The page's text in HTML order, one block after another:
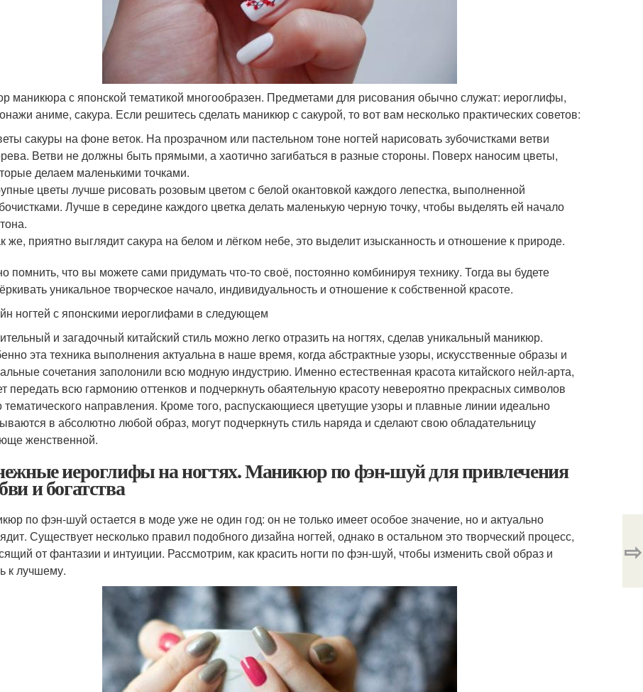
маникюра с японской тематикой многообразен. Предметами для рисования обычно служат: иероглифы,
аниме, сакура. Если решитесь сделать маникюр с сакурой, то вот вам несколько практических советов:
сакуры на фоне веток. На прозрачном или пастельном тоне ногтей нарисовать зубочистками ветви
Ветви не должны быть прямыми, а хаотично загибаться в разные стороны. Поверх наносим цветы,
делаем маленькими точками.
цветы лучше рисовать розовым цветом с белой окантовкой каждого лепестка, выполненной
Лучше в середине каждого цветка делать маленькую черную точку, чтобы выделять ей начало
же, приятно выглядит сакура на белом и лёгком небе, это выделит изысканность и отношение к природе.
помнить, что вы можете сами придумать что-то своё, постоянно комбинируя технику. Тогда вы будете
уникальное творческое начало, индивидуальность и отношение к собственной красоте.
ногтей с японскими иероглифами в следующем
и загадочный китайский стиль можно легко отразить на ногтях, сделав уникальный маникюр.
эта техника выполнения актуальна в наше время, когда абстрактные узоры, искусственные образы и
сочетания заполонили всю модную индустрию. Именно естественная красота китайского нейл-арта,
передать всю гармонию оттенков и подчеркнуть обаятельную красоту невероятно прекрасных символов
тематического направления. Кроме того, распускающиеся цветущие узоры и плавные линии идеально
в абсолютно любой образ, могут подчеркнуть стиль наряда и сделают свою обладательницу
женственной.
иероглифы на ногтях. Маникюр по фэн-шуй для привлечения
и богатства
по фэн-шуй остается в моде уже не один год: он не только имеет особое значение, но и актуально
Существует несколько правил подобного дизайна ногтей, однако в остальном это творческий процесс,
от фантазии и интуиции. Рассмотрим, как красить ногти по фэн-шуй, чтобы изменить свой образ и
к лучшему.
⇨